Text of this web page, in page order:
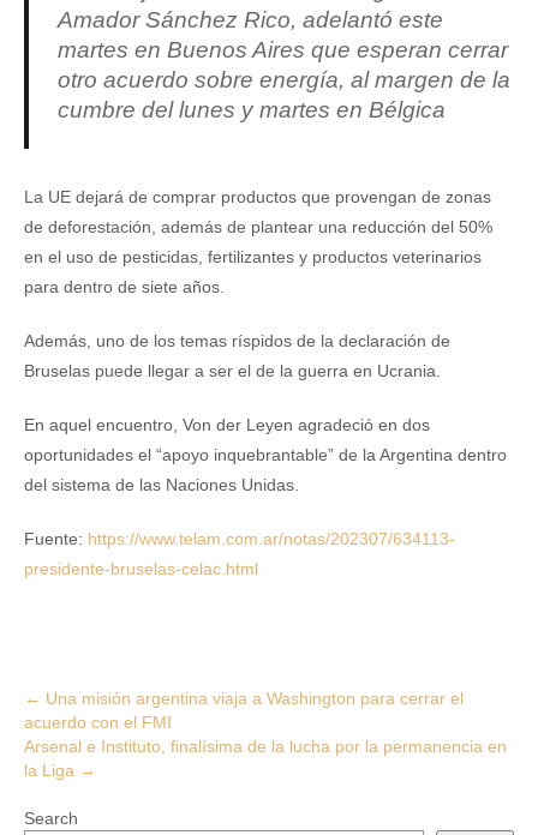
Amador Sánchez Rico, adelantó este
martes en Buenos Aires que esperan cerrar
otro acuerdo sobre energía, al margen de la
cumbre del lunes y martes en Bélgica
La UE dejará de comprar productos que provengan de zonas
de deforestación, además de plantear una reducción del 50%
en el uso de pesticidas, fertilizantes y productos veterinarios
para dentro de siete años.
Además, uno de los temas ríspidos de la declaración de
Bruselas puede llegar a ser el de la guerra en Ucrania.
En aquel encuentro, Von der Leyen agradeció en dos
oportunidades el “apoyo inquebrantable” de la Argentina dentro
del sistema de las Naciones Unidas.
Fuente: https://www.telam.com.ar/notas/202307/634113-
presidente-bruselas-celac.html
Post
navigation
← Una misión argentina viaja a Washington para cerrar el
acuerdo con el FMI
Arsenal e Instituto, finalísima de la lucha por la permanencia en
la Liga →
Search